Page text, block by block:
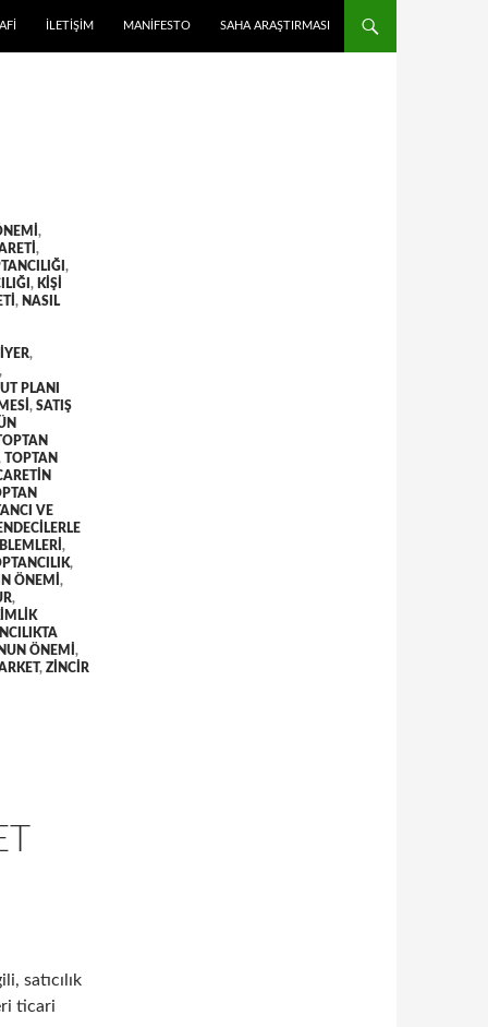
İLETIŞIM MANIFESTO SAHA ARAŞTIRMASI
,
,
,
, KIŞI
, NASIL
,
,
PLANI
, SATIŞ
TOPTAN
VE
,
,
ÖNEMI ,
,
ÖNEMI ,
, ZINCIR
satıcılık
ticari